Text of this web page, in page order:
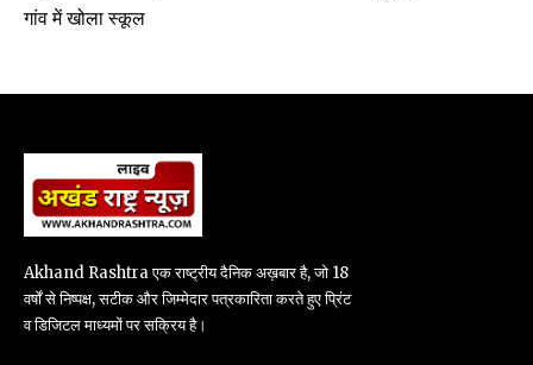
गांव में खोला स्कूल
Akhand Rashtra एक राष्ट्रीय दैनिक अख़बार है, जो 18
वर्षों से निष्पक्ष, सटीक और जिम्मेदार पत्रकारिता करते हुए प्रिंट
व डिजिटल माध्यमों पर सक्रिय है।